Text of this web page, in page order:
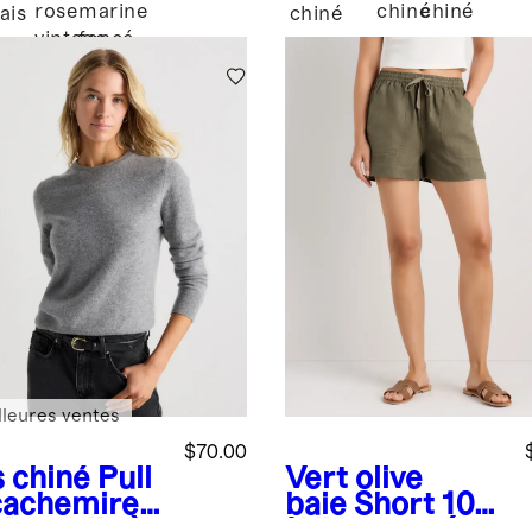
rose
vintage
marine
foncé
chiné
chinéchiné
chiné Pull
$70.00
ventes
Vert olive
baie Short 100